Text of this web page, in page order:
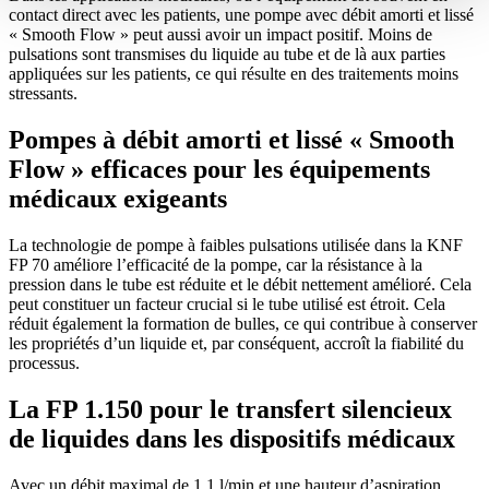
contact direct avec les patients, une pompe avec débit amorti et lissé
« Smooth Flow » peut aussi avoir un impact positif. Moins de
pulsations sont transmises du liquide au tube et de là aux parties
appliquées sur les patients, ce qui résulte en des traitements moins
stressants.
Pompes à débit amorti et lissé « Smooth
Flow » efficaces pour les équipements
médicaux exigeants
La technologie de pompe à faibles pulsations utilisée dans la KNF
FP 70 améliore l’efficacité de la pompe, car la résistance à la
pression dans le tube est réduite et le débit nettement amélioré. Cela
peut constituer un facteur crucial si le tube utilisé est étroit. Cela
réduit également la formation de bulles, ce qui contribue à conserver
les propriétés d’un liquide et, par conséquent, accroît la fiabilité du
processus.
La FP 1.150 pour le transfert silencieux
de liquides dans les dispositifs médicaux
Avec un débit maximal de 1,1 l/min et une hauteur d’aspiration